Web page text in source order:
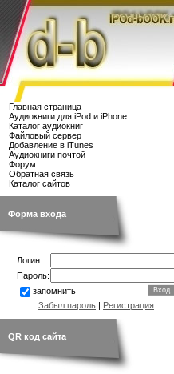
Главная страница
Аудиокниги для iPod и iPhone
Каталог аудиокниг
Файловый сервер
Добавление в iTunes
Аудиокниги почтой
Форум
Обратная связь
Каталог сайтов
Форма входа
Логин:
Пароль:
запомнить
Забыл пароль | Регистрация
QR код сайта